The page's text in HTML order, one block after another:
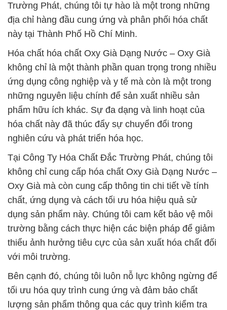
Trường Phát, chúng tôi tự hào là một trong những
địa chỉ hàng đầu cung ứng và phân phối hóa chất
này tại Thành Phố Hồ Chí Minh.
Hóa chất hóa chất Oxy Già Dạng Nước – Oxy Già
không chỉ là một thành phần quan trọng trong nhiều
ứng dụng công nghiệp và y tế mà còn là một trong
những nguyên liệu chính để sản xuất nhiều sản
phẩm hữu ích khác. Sự đa dạng và linh hoạt của
hóa chất này đã thúc đẩy sự chuyển đổi trong
nghiên cứu và phát triển hóa học.
Tại Công Ty Hóa Chất Đắc Trường Phát, chúng tôi
không chỉ cung cấp hóa chất Oxy Già Dạng Nước –
Oxy Già mà còn cung cấp thông tin chi tiết về tính
chất, ứng dụng và cách tối ưu hóa hiệu quả sử
dụng sản phẩm này. Chúng tôi cam kết bảo vệ môi
trường bằng cách thực hiện các biện pháp để giảm
thiểu ảnh hưởng tiêu cực của sản xuất hóa chất đối
với môi trường.
Bên cạnh đó, chúng tôi luôn nỗ lực không ngừng để
tối ưu hóa quy trình cung ứng và đảm bảo chất
lượng sản phẩm thông qua các quy trình kiểm tra